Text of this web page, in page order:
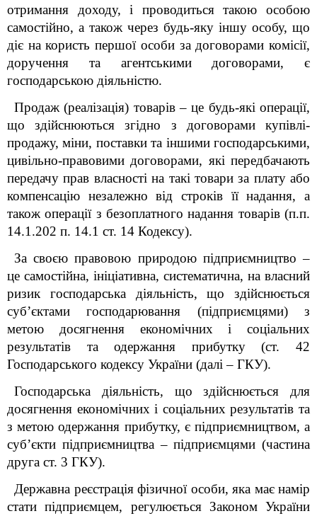
отримання доходу, і проводиться такою особою
самостійно, а також через будь-яку іншу особу, що
діє на користь першої особи за договорами комісії,
доручення та агентськими договорами, є
господарською діяльністю.
Продаж (реалізація) товарів – це будь-які операції,
що здійснюються згідно з договорами купівлі-
продажу, міни, поставки та іншими господарськими,
цивільно-правовими договорами, які передбачають
передачу прав власності на такі товари за плату або
компенсацію незалежно від строків її надання, а
також операції з безоплатного надання товарів (п.п.
14.1.202 п. 14.1 ст. 14 Кодексу).
За своєю правовою природою підприємництво –
це самостійна, ініціативна, систематична, на власний
ризик господарська діяльність, що здійснюється
суб’єктами господарювання (підприємцями) з
метою досягнення економічних і соціальних
результатів та одержання прибутку (ст. 42
Господарського кодексу України (далі – ГКУ).
Господарська діяльність, що здійснюється для
досягнення економічних і соціальних результатів та
з метою одержання прибутку, є підприємництвом, а
суб’єкти підприємництва – підприємцями (частина
друга ст. 3 ГКУ).
Державна реєстрація фізичної особи, яка має намір
стати підприємцем, регулюється Законом України